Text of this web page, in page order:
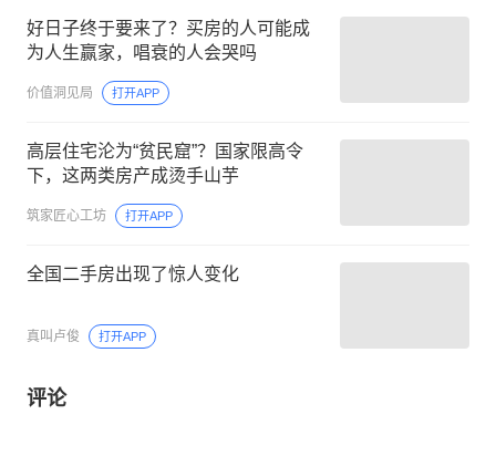
好日子终于要来了？买房的人可能成
为人生赢家，唱衰的人会哭吗
价值洞见局 打开APP
高层住宅沦为“贫民窟”？国家限高令
下，这两类房产成烫手山芋
筑家匠心工坊 打开APP
全国二手房出现了惊人变化
真叫卢俊 打开APP
评论